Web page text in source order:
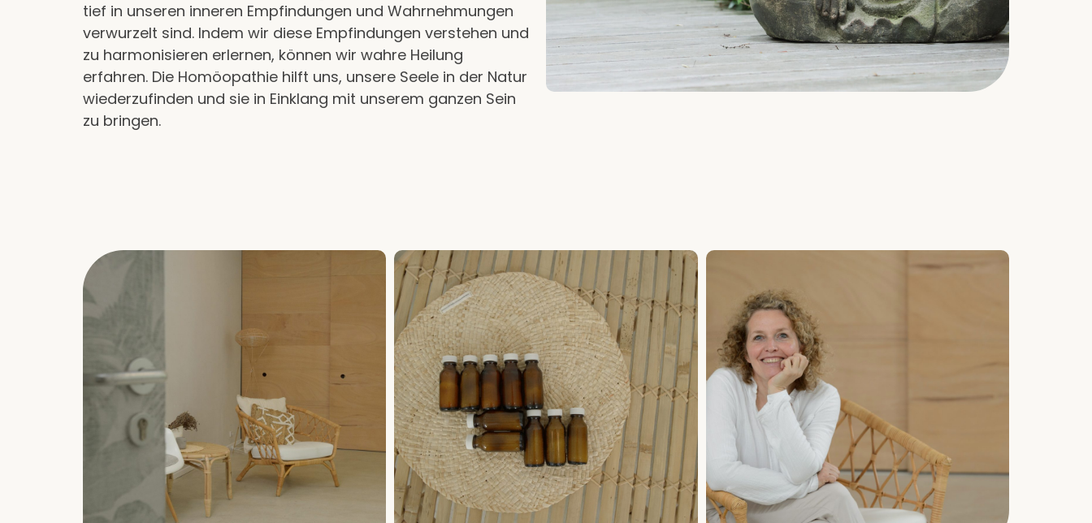
tief in unseren inneren Empfindungen und Wahrnehmungen
verwurzelt sind. Indem wir diese Empfindungen verstehen und
zu harmonisieren erlernen, können wir wahre Heilung
erfahren. Die Homöopathie hilft uns, unsere Seele in der Natur
wiederzufinden und sie in Einklang mit unserem ganzen Sein
zu bringen.